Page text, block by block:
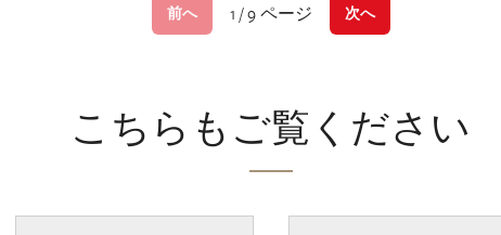
前へ 1 / 9 ページ 次へ
こちらもご覧ください